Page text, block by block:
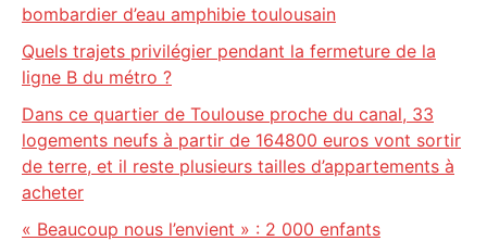
bombardier d’eau amphibie toulousain
Quels trajets privilégier pendant la fermeture de la
ligne B du métro ?
Dans ce quartier de Toulouse proche du canal, 33
logements neufs à partir de 164800 euros vont sortir
de terre, et il reste plusieurs tailles d’appartements à
acheter
« Beaucoup nous l’envient » : 2 000 enfants